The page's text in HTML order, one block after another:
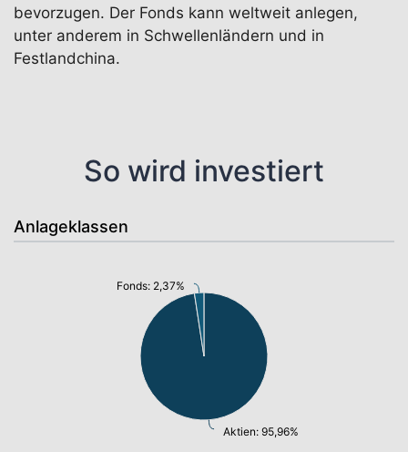
bevorzugen. Der Fonds kann weltweit anlegen,
unter anderem in Schwellenländern und in
Festlandchina.
So wird investiert
Anlageklassen
Aktien: 95,96%
Fonds: 2,37%